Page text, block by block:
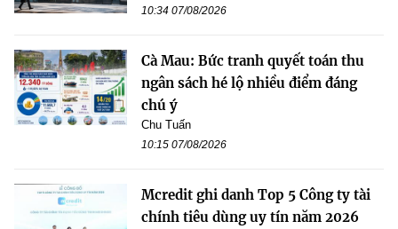
10:34 07/08/2026
Cà Mau: Bức tranh quyết toán thu
ngân sách hé lộ nhiều điểm đáng
chú ý
Chu Tuấn
10:15 07/08/2026
Mcredit ghi danh Top 5 Công ty tài
chính tiêu dùng uy tín năm 2026